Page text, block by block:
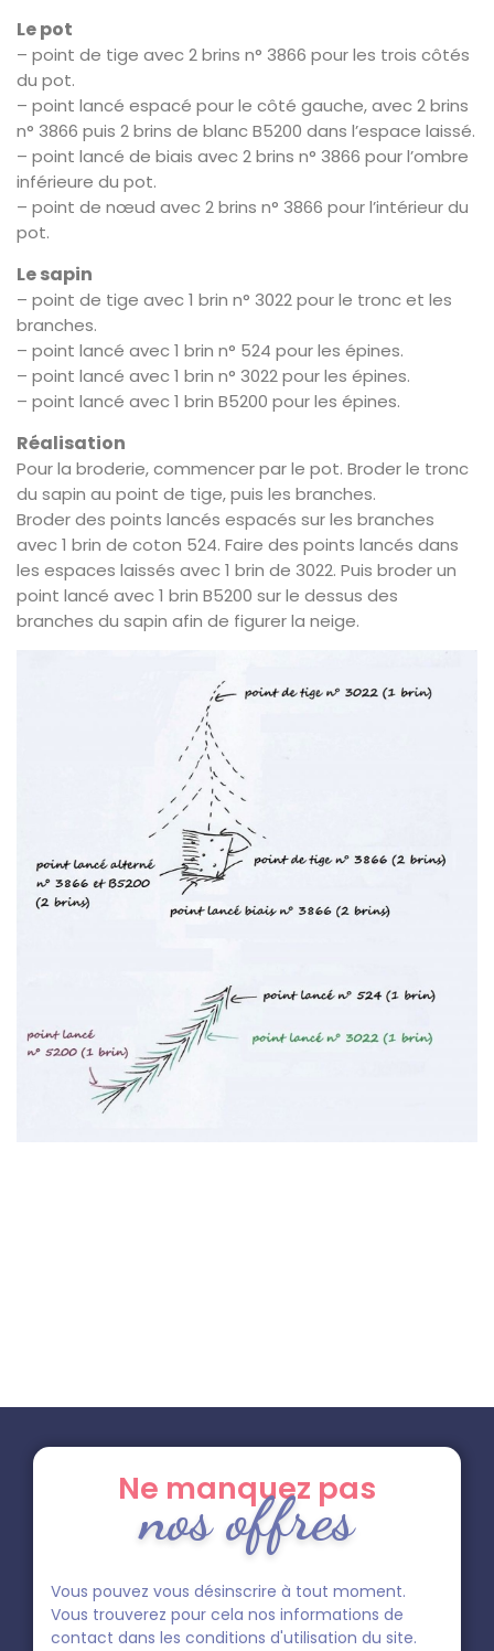
Le pot
– point de tige avec 2 brins n° 3866 pour les trois côtés
du pot.
– point lancé espacé pour le côté gauche, avec 2 brins
n° 3866 puis 2 brins de blanc B5200 dans l’espace laissé.
– point lancé de biais avec 2 brins n° 3866 pour l’ombre
inférieure du pot.
– point de nœud avec 2 brins n° 3866 pour l’intérieur du
pot.
Le sapin
– point de tige avec 1 brin n° 3022 pour le tronc et les
branches.
– point lancé avec 1 brin n° 524 pour les épines.
– point lancé avec 1 brin n° 3022 pour les épines.
– point lancé avec 1 brin B5200 pour les épines.
Réalisation
Pour la broderie, commencer par le pot. Broder le tronc
du sapin au point de tige, puis les branches.
Broder des points lancés espacés sur les branches
avec 1 brin de coton 524. Faire des points lancés dans
les espaces laissés avec 1 brin de 3022. Puis broder un
point lancé avec 1 brin B5200 sur le dessus des
branches du sapin afin de figurer la neige.
Ne manquez pas
nos offres
Vous pouvez vous désinscrire à tout moment.
Vous trouverez pour cela nos informations de
contact dans les conditions d'utilisation du site.